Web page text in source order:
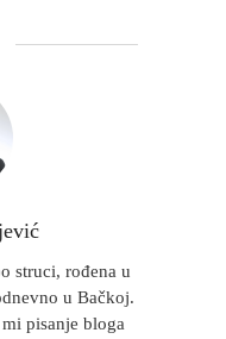
struci, rođena u
u Bačkoj.
pisanje bloga